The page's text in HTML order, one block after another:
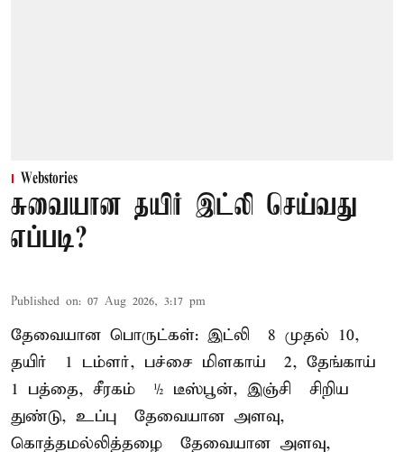
Webstories
சுவையான தயிர் இட்லி செய்வது
எப்படி?
Published on: 07 Aug 2026, 3:17 pm
தேவையான பொருட்கள்: இட்லி – 8 முதல் 10,
தயிர் – 1 டம்ளர், பச்சை மிளகாய் – 2, தேங்காய் –
1 பத்தை, சீரகம் – ½ டீஸ்பூன், இஞ்சி – சிறிய
துண்டு, உப்பு – தேவையான அளவு,
கொத்தமல்லித்தழை – தேவையான அளவு,